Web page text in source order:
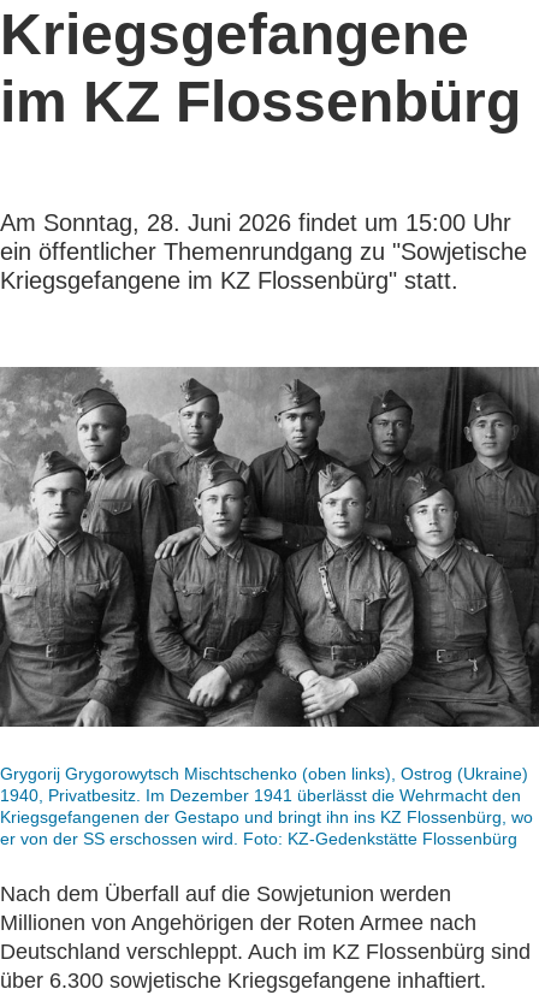
Kriegsgefangene
im KZ Flossenbürg
Am Sonntag, 28. Juni 2026 findet um 15:00 Uhr
ein öffentlicher Themenrundgang zu "Sowjetische
Kriegsgefangene im KZ Flossenbürg" statt.
Grygorij Grygorowytsch Mischtschenko (oben links), Ostrog (Ukraine)
1940, Privatbesitz. Im Dezember 1941 überlässt die Wehrmacht den
Kriegsgefangenen der Gestapo und bringt ihn ins KZ Flossenbürg, wo
er von der SS erschossen wird. Foto: KZ-Gedenkstätte Flossenbürg
Nach dem Überfall auf die Sowjetunion werden
Millionen von Angehörigen der Roten Armee nach
Deutschland verschleppt. Auch im KZ Flossenbürg sind
über 6.300 sowjetische Kriegsgefangene inhaftiert.